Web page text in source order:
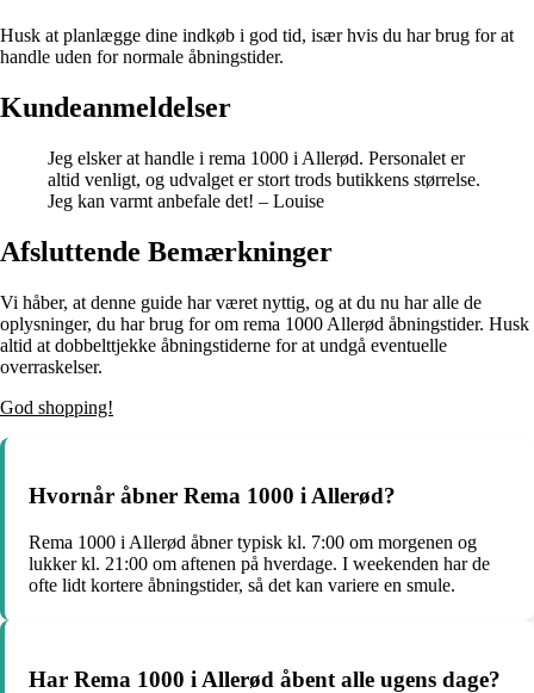
Husk at planlægge dine indkøb i god tid, især hvis du har brug for at
handle uden for normale åbningstider.
Kundeanmeldelser
Jeg elsker at handle i rema 1000 i Allerød. Personalet er
altid venligt, og udvalget er stort trods butikkens størrelse.
Jeg kan varmt anbefale det! – Louise
Afsluttende Bemærkninger
Vi håber, at denne guide har været nyttig, og at du nu har alle de
oplysninger, du har brug for om rema 1000 Allerød åbningstider. Husk
altid at dobbelttjekke åbningstiderne for at undgå eventuelle
overraskelser.
God shopping!
Hvornår åbner Rema 1000 i Allerød?
Rema 1000 i Allerød åbner typisk kl. 7:00 om morgenen og
lukker kl. 21:00 om aftenen på hverdage. I weekenden har de
ofte lidt kortere åbningstider, så det kan variere en smule.
Har Rema 1000 i Allerød åbent alle ugens dage?